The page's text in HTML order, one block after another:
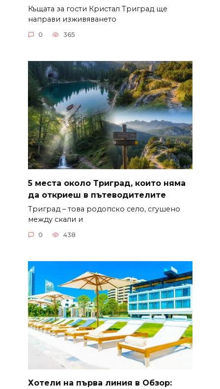
Къщата за гости Кристал Триград ще
направи изживяването
0 365
5 места около Триград, които няма
да откриеш в пътеводителите
Триград – това родопско село, сгушено
между скали и
0 438
Хотели на първа линия в Обзор: